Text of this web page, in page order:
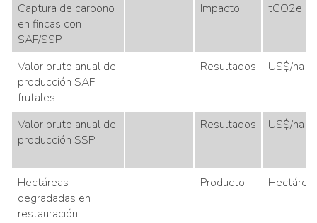
Captura de carbono
en fincas con
SAF/SSP
Impacto tCO2e
Valor bruto anual de
producción SAF
frutales
Resultados US$/ha
Valor bruto anual de
producción SSP
Resultados US$/ha
Hectáreas
degradadas en
restauración
Producto